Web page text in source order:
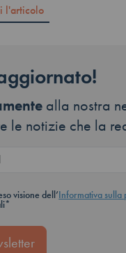
l'articolo
alla nostra
le notizie che la
visione dell’Informativa sulla